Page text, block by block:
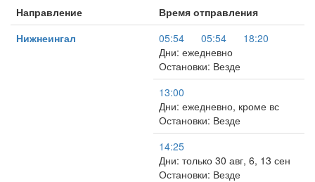
Направление
Время отправления
Нижнеингал
05:54 05:54
18:20
Дни: ежедневно
Остановки: Везде
13:00
Дни: ежедневно, кроме вс
Остановки: Везде
14:25
Дни: только 30 авг, 6, 13 сен
Остановки: Везде